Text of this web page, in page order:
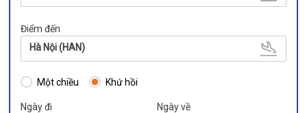
Điểm đến
Hà Nội (HAN)
Một chiều Khứ hồi
Ngày đi Ngày về